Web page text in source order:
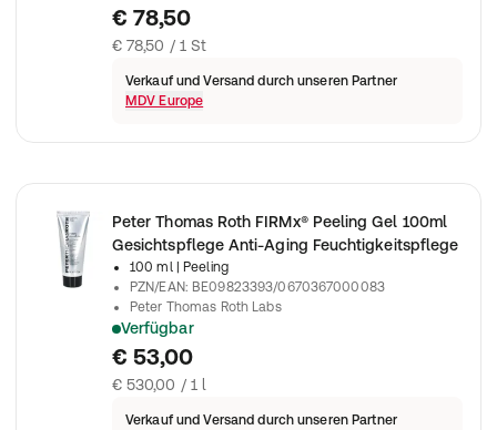
Peter Thomas Roth - Hello, Mask Obsession! 3-Piece Kit
€ 78,50
€ 78,50 / 1 St
Verkauf und Versand durch unseren Partner
MDV Europe
Peter Thomas Roth FIRMx® Peeling Gel 100ml
Gesichtspflege Anti-Aging Feuchtigkeitspflege
100 ml
| Peeling
PZN/EAN: BE09823393/0670367000083
Peter Thomas Roth Labs
Verfügbar
Peter Thomas Roth Firmx Peeling Gel
€ 53,00
€ 530,00 / 1 l
Verkauf und Versand durch unseren Partner